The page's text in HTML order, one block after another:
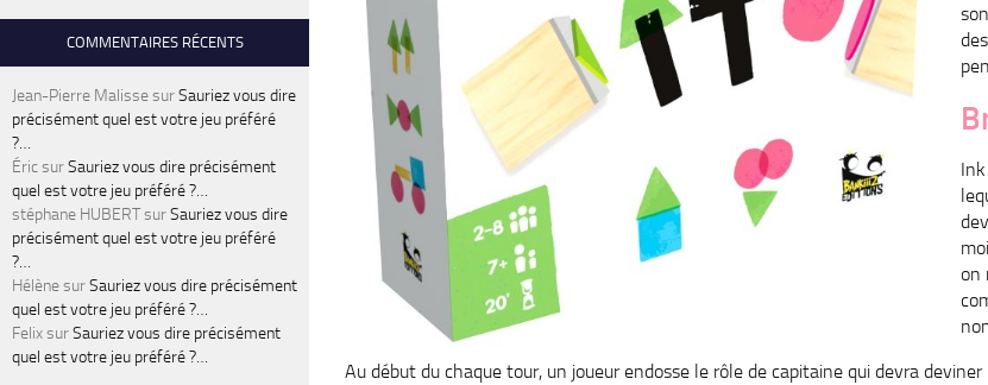
on
Au début du chaque tour, un joueur endosse le rôle de capitaine qui devra
COMMENTAIRES RÉCENTS
Jean-Pierre MalissesurSauriez vous dire
précisément quel est votre jeu préféré
?…
ÉricsurSauriez vous dire précisément
quel est votre jeu préféré ?…
stéphane HUBERTsurSauriez vous dire
précisément quel est votre jeu préféré
?…
HélènesurSauriez vous dire précisément
quel est votre jeu préféré ?…
FelixsurSauriez vous dire précisément
quel est votre jeu préféré ?…